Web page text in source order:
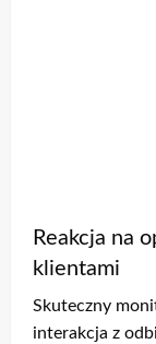
Reakcja na
klientami
Skuteczny
interakcja z